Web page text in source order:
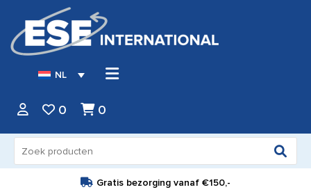
NL
0 0
naar:
Gratis bezorging vanaf €150,-